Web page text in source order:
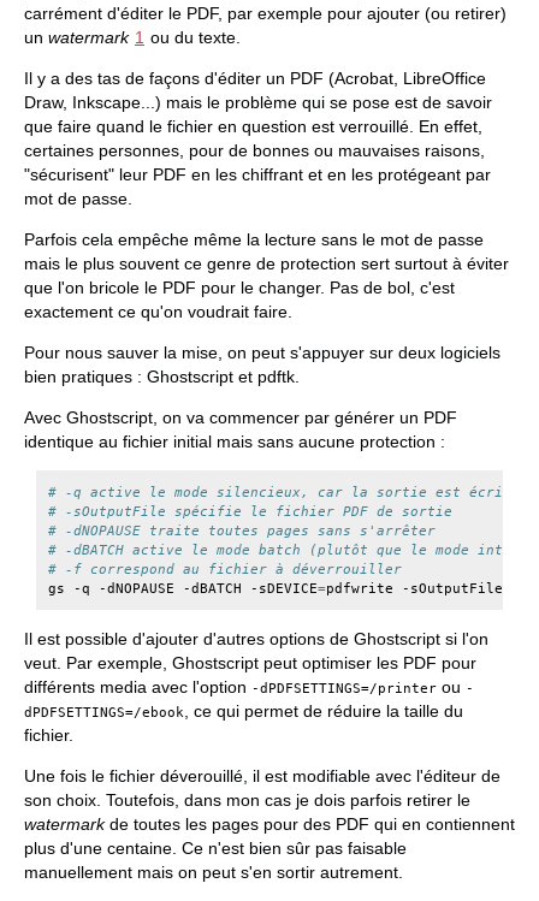
carrément d'éditer le PDF, par exemple pour ajouter (ou retirer)
un watermark 1 ou du texte.
Il y a des tas de façons d'éditer un PDF (Acrobat, LibreOffice
Draw, Inkscape...) mais le problème qui se pose est de savoir
que faire quand le fichier en question est verrouillé. En effet,
certaines personnes, pour de bonnes ou mauvaises raisons,
"sécurisent" leur PDF en les chiffrant et en les protégeant par
mot de passe.
Parfois cela empêche même la lecture sans le mot de passe
mais le plus souvent ce genre de protection sert surtout à éviter
que l'on bricole le PDF pour le changer. Pas de bol, c'est
exactement ce qu'on voudrait faire.
Pour nous sauver la mise, on peut s'appuyer sur deux logiciels
bien pratiques : Ghostscript et pdftk.
Avec Ghostscript, on va commencer par générer un PDF
identique au fichier initial mais sans aucune protection :
# -q active le mode silencieux, car la sortie est écrite
# -sOutputFile spécifie le fichier PDF de sortie
# -dNOPAUSE traite toutes pages sans s'arrêter
# -dBATCH active le mode batch (plutôt que le mode
# -f correspond au fichier à déverrouiller
gs
-q -dNOPAUSE -dBATCH -sDEVICE=pdfwrite -sOutputFile
Il est possible d'ajouter d'autres options de Ghostscript si l'on
veut. Par exemple, Ghostscript peut optimiser les PDF pour
différents media avec l'option -dPDFSETTINGS=/printer ou -
dPDFSETTINGS=/ebook
, ce qui permet de réduire la taille du
fichier.
Une fois le fichier déverouillé, il est modifiable avec l'éditeur de
son choix. Toutefois, dans mon cas je dois parfois retirer le
watermarkde toutes les pages pour des PDF qui en contiennent
plus d'une centaine. Ce n'est bien sûr pas faisable
manuellement mais on peut s'en sortir autrement.